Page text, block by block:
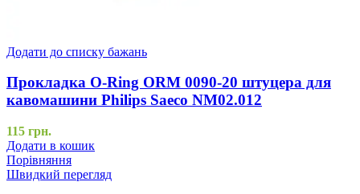
Додати до списку бажань
Прокладка O-Ring ORM 0090-20 штуцера для
кавомашини Philips Saeco NM02.012
115 грн.
Додати в кошик
Порівняння
Швидкий перегляд